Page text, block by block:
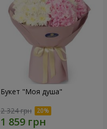
Букет "Моя душа"
2 324 грн